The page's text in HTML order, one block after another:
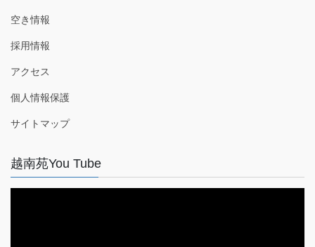
空き情報
採用情報
アクセス
個人情報保護
サイトマップ
越南苑You Tube